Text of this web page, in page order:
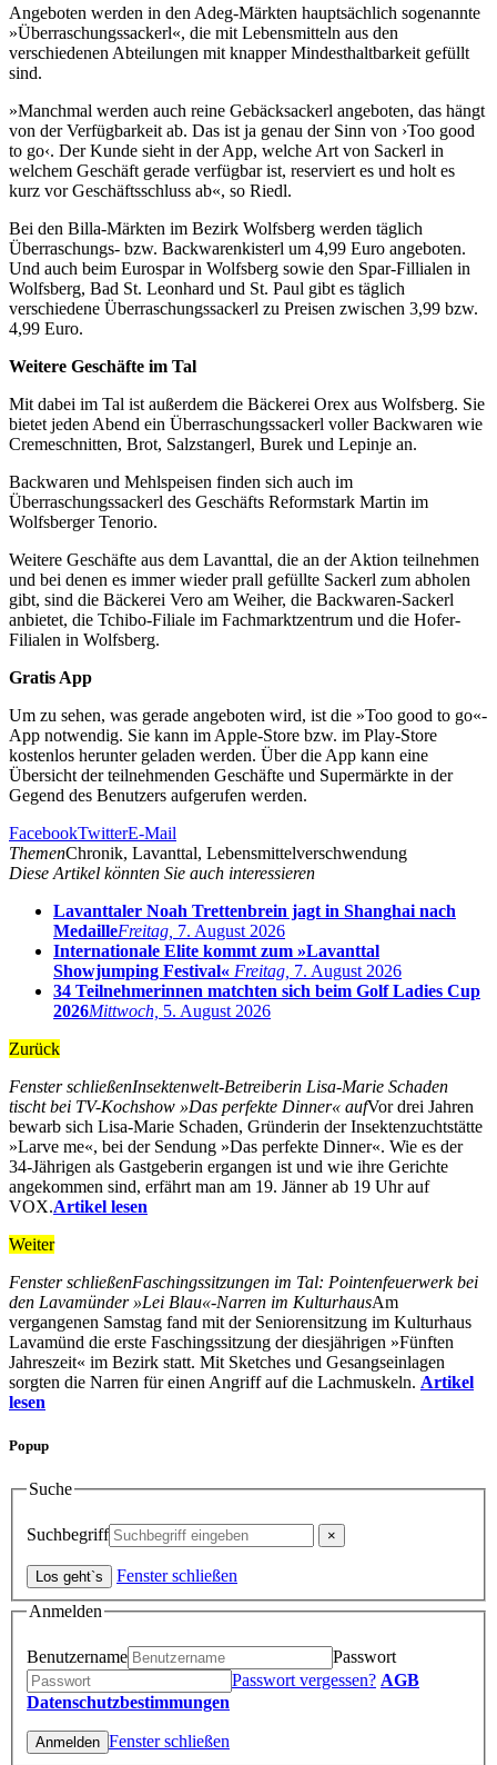
Angeboten werden in den Adeg-Märkten hauptsächlich sogenannte
»Überraschungssackerl«, die mit Lebensmitteln aus den
verschiedenen Abteilungen mit knapper Mindesthaltbarkeit gefüllt
sind.
»Manchmal werden auch reine Gebäcksackerl angeboten, das hängt
von der Verfügbarkeit ab. Das ist ja genau der Sinn von ›Too good
to go‹. Der Kunde sieht in der App, welche Art von Sackerl in
welchem Geschäft gerade verfügbar ist, reserviert es und holt es
kurz vor Geschäftsschluss ab«, so Riedl.
Bei den Billa-Märkten im Bezirk Wolfsberg werden täglich
Überraschungs- bzw. Backwarenkisterl um 4,99 Euro angeboten.
Und auch beim Eurospar in Wolfsberg sowie den Spar-Fillialen in
Wolfsberg, Bad St. Leonhard und St. Paul gibt es täglich
verschiedene Überraschungssackerl zu Preisen zwischen 3,99 bzw.
4,99 Euro.
Weitere Geschäfte im Tal
Mit dabei im Tal ist außerdem die Bäckerei Orex aus Wolfsberg. Sie
bietet jeden Abend ein Überraschungssackerl voller Backwaren wie
Cremeschnitten, Brot, Salzstangerl, Burek und Lepinje an.
Backwaren und Mehlspeisen finden sich auch im
Überraschungssackerl des Geschäfts Reformstark Martin im
Wolfsberger Tenorio.
Weitere Geschäfte aus dem Lavanttal, die an der Aktion teilnehmen
und bei denen es immer wieder prall gefüllte Sackerl zum abholen
gibt, sind die Bäckerei Vero am Weiher, die Backwaren-Sackerl
anbietet, die Tchibo-Filiale im Fachmarktzentrum und die Hofer-
Filialen in Wolfsberg.
Gratis App
Um zu sehen, was gerade angeboten wird, ist die »Too good to go«-
App notwendig. Sie kann im Apple-Store bzw. im Play-Store
kostenlos herunter geladen werden. Über die App kann eine
Übersicht der teilnehmenden Geschäfte und Supermärkte in der
Gegend des Benutzers aufgerufen werden.
FacebookTwitterE-Mail
ThemenChronik, Lavanttal, Lebensmittelverschwendung
Diese Artikel könnten Sie auch interessieren
Lavanttaler Noah Trettenbrein jagt in Shanghai nach
MedailleFreitag, 7. August 2026
Internationale Elite kommt zum »Lavanttal
Showjumping Festival« Freitag, 7. August 2026
34 Teilnehmerinnen matchten sich beim Golf Ladies Cup
2026Mittwoch, 5. August 2026
Zurück
Fenster schließenInsektenwelt-Betreiberin Lisa-Marie Schaden
tischt bei TV-Kochshow »Das perfekte Dinner« aufVor drei Jahren
bewarb sich Lisa-Marie Schaden, Gründerin der Insektenzuchtstätte
»Larve me«, bei der Sendung »Das perfekte Dinner«. Wie es der
34-Jährigen als Gastgeberin ergangen ist und wie ihre Gerichte
angekommen sind, erfährt man am 19. Jänner ab 19 Uhr auf
VOX.Artikel lesen
Weiter
Fenster schließenFaschingssitzungen im Tal: Pointenfeuerwerk bei
den Lavamünder »Lei Blau«-Narren im KulturhausAm
vergangenen Samstag fand mit der Seniorensitzung im Kulturhaus
Lavamünd die erste Faschingssitzung der diesjährigen »Fünften
Jahreszeit« im Bezirk statt. Mit Sketches und Gesangseinlagen
sorgten die Narren für einen Angriff auf die Lachmuskeln. Artikel
lesen
Popup
Suche
Suchbegriff
Fenster schließen
Anmelden
Benutzername
Passwort
Passwort vergessen? AGB
Datenschutzbestimmungen
Fenster schließen